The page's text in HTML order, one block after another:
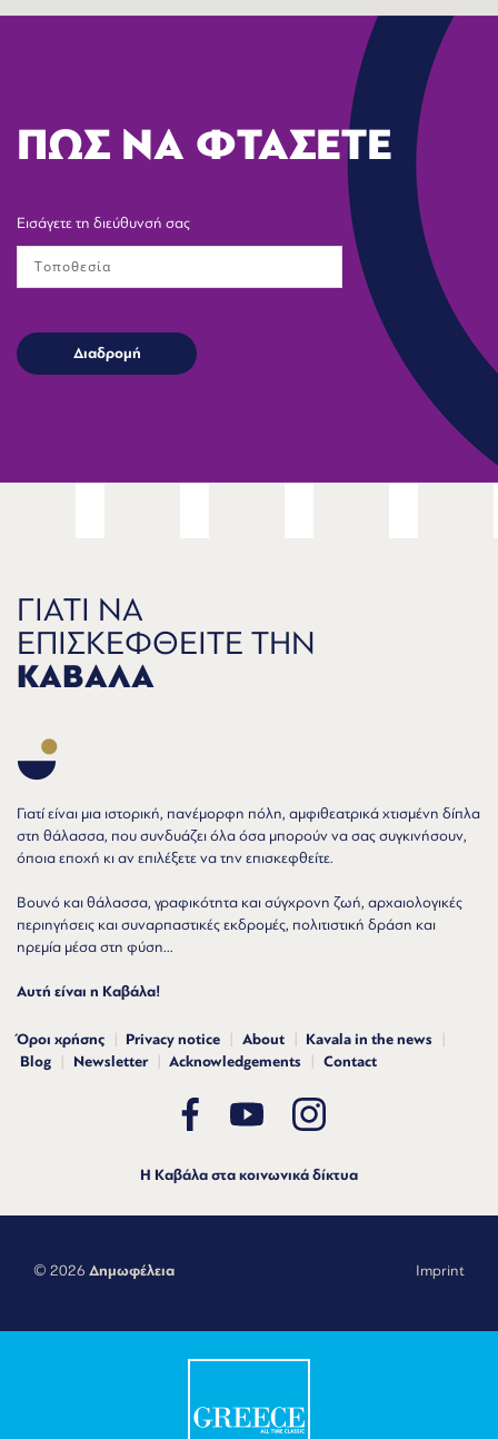
ΠΩΣ ΝΑ ΦΤΑΣΕΤΕ
Εισάγετε τη διεύθυνσή σας
ΓΙΑΤΙ ΝΑ
ΕΠΙΣΚΕΦΘΕΙΤΕ ΤΗΝ
ΚΑΒΑΛΑ
Γιατί είναι μια ιστορική, πανέμορφη πόλη, αμφιθεατρικά χτισμένη δίπλα
στη θάλασσα, που συνδυάζει όλα όσα μπορούν να σας συγκινήσουν,
όποια εποχή κι αν επιλέξετε να την επισκεφθείτε.
Βουνό και θάλασσα, γραφικότητα και σύγχρονη ζωή, αρχαιολογικές
περιηγήσεις και συναρπαστικές εκδρομές, πολιτιστική δράση και
ηρεμία μέσα στη φύση...
Αυτή είναι η Καβάλα!
Όροι χρήσης Privacy notice About
Kavala in the news
Blog
Newsletter Acknowledgements Contact
Η Καβάλα στα κοινωνικά δίκτυα
© 2026 Δημωφέλεια Imprint